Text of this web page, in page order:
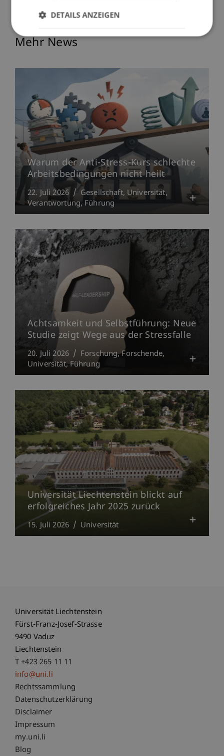
Mehr News
Warum der Anti-Stress-Kurs schlechte
Arbeitsbedingungen nicht heilt
22. Juli 2026 Gesellschaft Universität
Verantwortung Führung
Achtsamkeit und Selbstführung: Neue
Studie zeigt Wege aus der Stressfalle
20. Juli 2026 Forschung Forschende
Universität Führung
Universität Liechtenstein blickt auf
erfolgreiches Jahr 2025 zurück
15. Juli 2026 Universität
Universität Liechtenstein
Fürst-Franz-Josef-Strasse
9490 Vaduz
Liechtenstein
T +423 265 11 11
info@uni.li
Fußzeile Rechtliche Hinweise
Rechtssammlung
Datenschutzerklärung
Disclaimer
Impressum
Fußzeile Subdomain-Verzeichnis
my.uni.li
Blog
DETAILS ANZEIGEN